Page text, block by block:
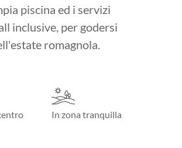
piscina ed i servizi
inclusive, per godersi
romagnola.
In zona tranquilla